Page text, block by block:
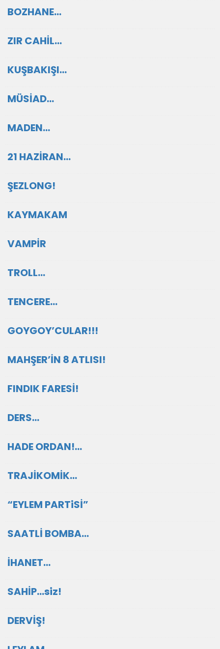
BOZHANE…
ZIR CAHİL…
KUŞBAKIŞI…
MÜSİAD…
MADEN…
21 HAZİRAN…
ŞEZLONG!
KAYMAKAM
VAMPİR
TROLL…
TENCERE…
GOYGOY’CULAR!!!
MAHŞER’İN 8 ATLISI!
FINDIK FARESİ!
DERS…
HADE ORDAN!…
TRAJİKOMİK…
“EYLEM PARTiSİ”
SAATLİ BOMBA…
İHANET…
SAHİP…siz!
DERVİŞ!